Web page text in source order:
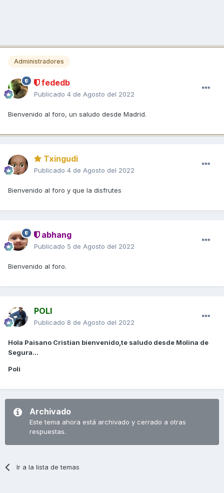
Administradores
fededb
Publicado 4 de Agosto del 2022
Bienvenido al foro, un saludo desde Madrid.
Txingudi
Publicado 4 de Agosto del 2022
Bienvenido al foro y que la disfrutes
abhang
Publicado 5 de Agosto del 2022
Bienvenido al foro.
POLI
Publicado 8 de Agosto del 2022
Hola Paisano Cristian bienvenido,te saludo desde Molina de
Segura...
Poli
Archivado
Este tema ahora está archivado y cerrado a otras
respuestas.
Ir a la lista de temas